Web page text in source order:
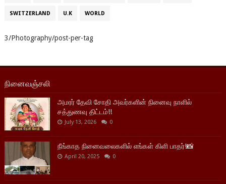
SWITZERLAND U.K WORLD
3/Photography/post-per-tag
நினைவஞ்சலி
அமரர் தேவி சோதி அவர்களின் நினைவு நாளில்
சத்துணவு திட்டம்!!
July 13, 2026 0
நீங்காத நினைவலைகளில் எங்கள் கிளி பாதர்!📸
April 20, 2025 0